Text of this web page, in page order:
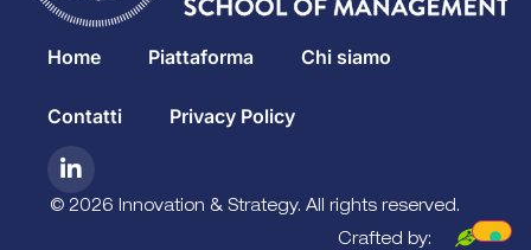
Home Piattaforma Chi siamo
Contatti Privacy Policy
© 2026 Innovation & Strategy. All rights reserved.
Crafted by: